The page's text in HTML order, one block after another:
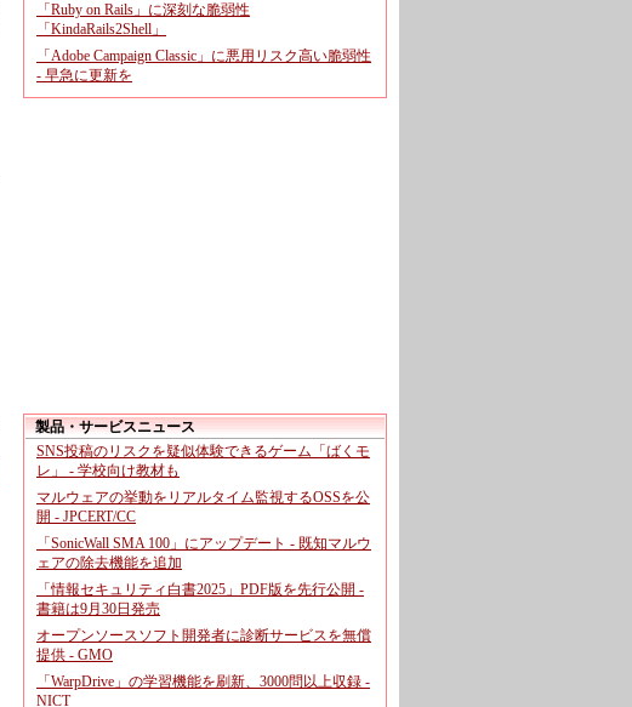
「Ruby on Rails」に深刻な脆弱性
「KindaRails2Shell」
「Adobe Campaign Classic」に悪用リスク高い脆弱性
- 早急に更新を
製品・サービスニュース
SNS投稿のリスクを疑似体験できるゲーム「ばくモ
レ」 - 学校向け教材も
マルウェアの挙動をリアルタイム監視するOSSを公
開 - JPCERT/CC
「SonicWall SMA 100」にアップデート - 既知マルウ
ェアの除去機能を追加
「情報セキュリティ白書2025」PDF版を先行公開 -
書籍は9月30日発売
オープンソースソフト開発者に診断サービスを無償
提供 - GMO
「WarpDrive」の学習機能を刷新、3000問以上収録 -
NICT